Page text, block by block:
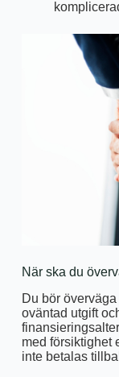
När ska du
Du bör
oväntad utgift
med försiktighet
inte betalas